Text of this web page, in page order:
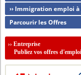
›› Immigration emploi
Parcourir les Offres
››Entreprise
Publiez vos offres d'emploi